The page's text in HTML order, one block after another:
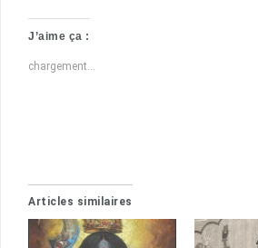
J’aime ça :
chargement…
Articles similaires